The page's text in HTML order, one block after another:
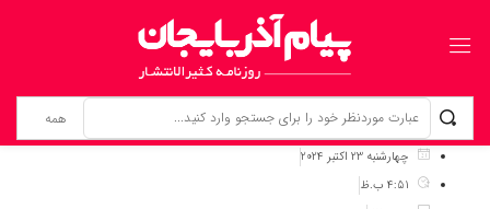
برگ نخست نوشته‌ها
نگاهی به تغییر الگوی فرزندآوری در جهان
چهارشنبه 23 اکتبر 2024
4:51 ب.ظ